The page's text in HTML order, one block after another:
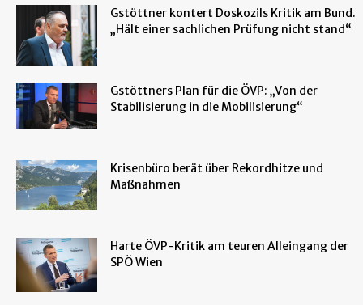
Gstöttner kontert Doskozils Kritik am Bund.
„Hält einer sachlichen Prüfung nicht stand“
Gstöttners Plan für die ÖVP: „Von der
Stabilisierung in die Mobilisierung“
Krisenbüro berät über Rekordhitze und
Maßnahmen
Harte ÖVP-Kritik am teuren Alleingang der
SPÖ Wien